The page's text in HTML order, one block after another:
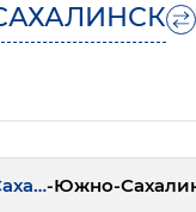
Южно-Сахалинск-